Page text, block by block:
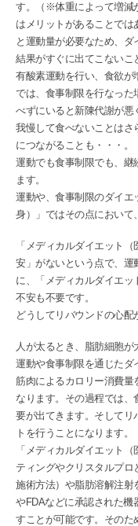
す。（※体重によって増減
はメリットがあることでは
と運動量が必要なため、ダ
結果がすぐに出てこないこ
有酸素運動を行い、食欲が
では、食事制限を行なった
べずにいると新陳代謝が悪
我慢して食べないことはさ
につながることも・・・。
運動でも食事制限でも、継
ます。
運動や、食事制限のダイエ
身）」ではその点において
「メディカルダイエット
安」がないという点で、運
に、「メディカルダイエ
不安も不要です。
どうしてリバウンドの心配
人が太るとき、脂肪細胞が
運動や食事制限を通じたダ
筋肉によるカロリー消費量
なります。その過程では
要が出てきます。そしてリ
トを行うことになります。
「メディカルダイエット
ティングやクリスタルプ
施術方法）や脂肪溶解注射
やFDAなどに承認された機
すことが可能です。そのた